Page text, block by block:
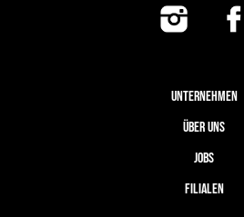
UNTERNEHMEN
ÜBER UNS
JOBS
FILIALEN